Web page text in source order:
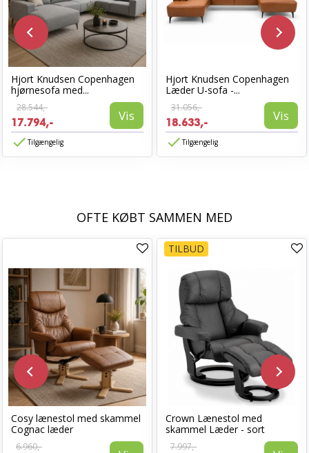
Hjort Knudsen Copenhagen
hjørnesofa med...
28.544,-
17.794,- Vis
Tilgængelig
Hjort Knudsen Copenhagen
Læder U-sofa -...
31.056,-
18.633,- Vis
Tilgængelig
OFTE KØBT SAMMEN MED
Cosy lænestol med skammel
Cognac læder
6.960,-
TILBUD
Crown Lænestol med
skammel Læder - sort
7.997,-